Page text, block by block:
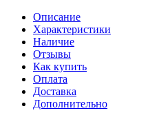
Описание
Характеристики
Наличие
Отзывы
Как купить
Оплата
Доставка
Дополнительно